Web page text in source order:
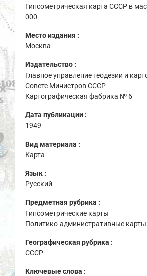
Гипсометрическая карта СССР в
000
Место издания :
Москва
Издательство :
Главное управление геодезии и
Совете Министров СССР
Картографическая фабрика № 6
Дата публикации :
1949
Вид материала :
Карта
Язык :
Русский
Предметная рубрика :
Гипсометрические карты
Политико-административные карты
Географическая рубрика :
СССР
Ключевые слова :